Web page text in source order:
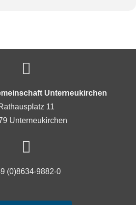
Unterneukirchen
11
Unterneukirchen
(0)8634-9882-0